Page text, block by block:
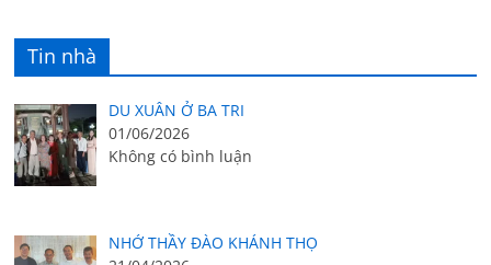
Tin nhà
DU XUÂN Ở BA TRI
01/06/2026
Không có bình luận
NHỚ THẦY ĐÀO KHÁNH THỌ